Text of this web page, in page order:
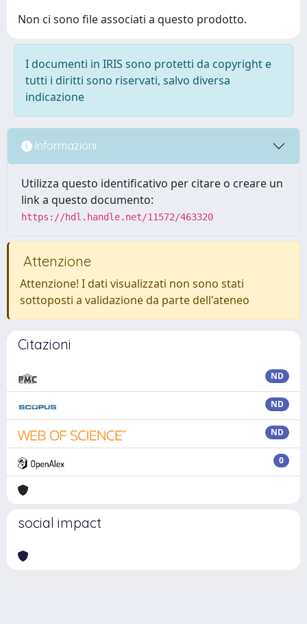
Non ci sono file associati a questo prodotto.
I documenti in IRIS sono protetti da copyright e
tutti i diritti sono riservati, salvo diversa
indicazione
Informazioni
Utilizza questo identificativo per citare o creare un
link a questo documento:
https://hdl.handle.net/11572/463320
Attenzione
Attenzione! I dati visualizzati non sono stati
sottoposti a validazione da parte dell'ateneo
Citazioni
ND
ND
ND
0
social impact